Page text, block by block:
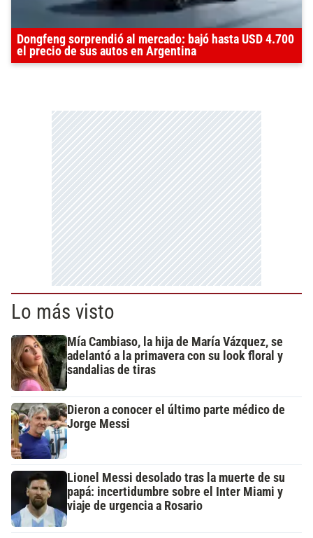
Dongfeng sorprendió al mercado: bajó hasta USD 4.700
el precio de sus autos en Argentina
Lo más visto
Mía Cambiaso, la hija de María Vázquez, se
adelantó a la primavera con su look floral y
sandalias de tiras
Dieron a conocer el último parte médico de
Jorge Messi
Lionel Messi desolado tras la muerte de su
papá: incertidumbre sobre el Inter Miami y
viaje de urgencia a Rosario